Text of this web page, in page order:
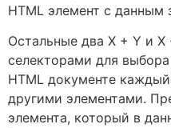
HTML элемент с данным
Остальные два X + Y и X
селекторами для
HTML документе каждый
другими элементами.
элемента, который в